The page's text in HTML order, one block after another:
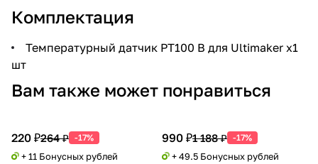
Комплектация
Температурный датчик PT100 B для Ultimaker х1
шт
Вам также может понравиться
220 ₽264 ₽ -17%
+ 11 Бонусных рублей
990 ₽1 188 ₽ -17%
+ 49.5 Бонусных рублей